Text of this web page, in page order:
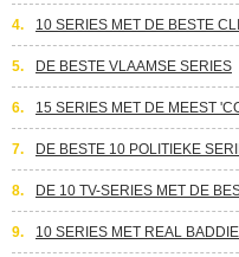
4. 10 SERIES MET DE BESTE
5. DE BESTE VLAAMSE SERIES
6. 15 SERIES MET DE MEEST
7. DE BESTE 10 POLITIEKE
8. DE 10 TV-SERIES MET DE
9. 10 SERIES MET REAL